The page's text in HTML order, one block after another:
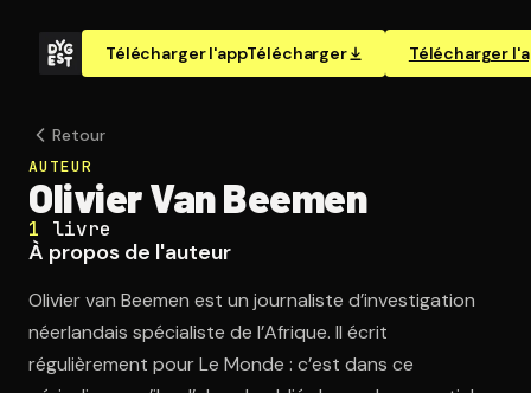
Télécharger l'appTélécharger Télécharger
Retour
AUTEUR
Olivier Van Beemen
1 livre
À propos de l'auteur
Olivier van Beemen est un journaliste d’investigation
néerlandais spécialiste de l’Afrique. Il écrit
régulièrement pour Le Monde : c’est dans ce